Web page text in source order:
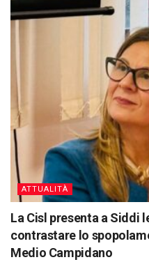
ATTUALITÀ
La Cisl presenta a Siddi
contrastare lo
Medio Campidano